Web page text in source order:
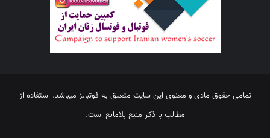
تمامی حقوق مادی و معنوی این سایت متعلق به فوتبالز میباشد. استفاده از
مطالب با ذکر منبع بلامانع است.